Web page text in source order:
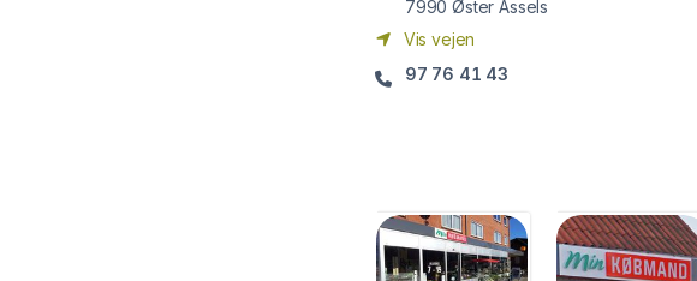
7990 Øster Assels
Vis vejen
97 76 41 43